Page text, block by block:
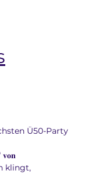
Ü50-Party
klingt,